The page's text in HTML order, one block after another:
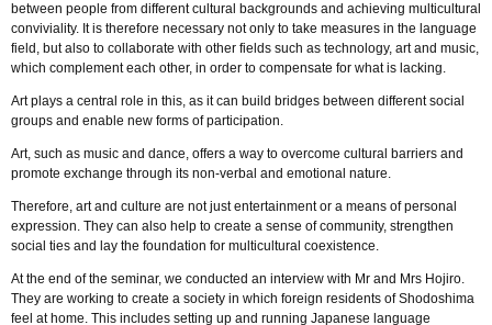
between people from different cultural backgrounds and achieving multicultural
conviviality. It is therefore necessary not only to take measures in the language
field, but also to collaborate with other fields such as technology, art and music,
which complement each other, in order to compensate for what is lacking.
Art plays a central role in this, as it can build bridges between different social
groups and enable new forms of participation.
Art, such as music and dance, offers a way to overcome cultural barriers and
promote exchange through its non-verbal and emotional nature.
Therefore, art and culture are not just entertainment or a means of personal
expression. They can also help to create a sense of community, strengthen
social ties and lay the foundation for multicultural coexistence.
At the end of the seminar, we conducted an interview with Mr and Mrs Hojiro.
They are working to create a society in which foreign residents of Shodoshima
feel at home. This includes setting up and running Japanese language